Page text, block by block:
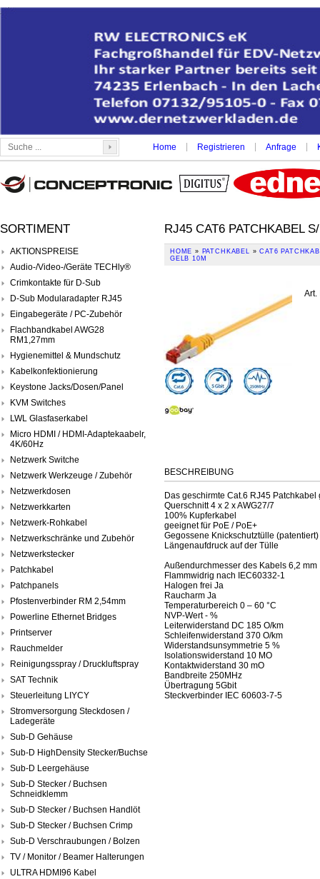
Home Registrieren Anfrage
SORTIMENT
AKTIONSPREISE
Audio-/Video-/Geräte TECHly®
Crimkontakte für D-Sub
D-Sub Modularadapter RJ45
Eingabegeräte / PC-Zubehör
Flachbandkabel AWG28
RM1,27mm
Hygienemittel & Mundschutz
Kabelkonfektionierung
Keystone Jacks/Dosen/Panel
KVM Switches
LWL Glasfaserkabel
Micro HDMI / HDMI-Adaptekaabelr,
4K/60Hz
Netzwerk Switche
Netzwerk Werkzeuge / Zubehör
Netzwerkdosen
Netzwerkkarten
Netzwerk-Rohkabel
Netzwerkschränke und Zubehör
Netzwerkstecker
Patchkabel
Patchpanels
Pfostenverbinder RM 2,54mm
Powerline Ethernet Bridges
Printserver
Rauchmelder
Reinigungsspray / Druckluftspray
SAT Technik
Steuerleitung LIYCY
Stromversorgung Steckdosen /
Ladegeräte
Sub-D Gehäuse
Sub-D HighDensity Stecker/Buchse
Sub-D Leergehäuse
Sub-D Stecker / Buchsen
Schneidklemm
Sub-D Stecker / Buchsen Handlöt
Sub-D Stecker / Buchsen Crimp
Sub-D Verschraubungen / Bolzen
TV / Monitor / Beamer Halterungen
ULTRA HDMI96 Kabel
RJ45 CAT6 PATCHKABEL
HOME » PATCHKABEL »CAT6
GELB 10M
Art.
BESCHREIBUNG
Das geschirmte Cat.6 RJ45
Querschnitt 4 x 2 x AWG27/7
100% Kupferkabel
geeignet für PoE / PoE+
Gegossene Knickschutztülle (patentiert)
Längenaufdruck auf der Tülle
Außendurchmesser des Kabels 6,2 mm
Flammwidrig nach IEC60332-1
Halogen frei Ja
Raucharm Ja
Temperaturbereich 0 – 60 °C
NVP-Wert - %
Leiterwiderstand DC 185 O/km
Schleifenwiderstand 370 O/km
Widerstandsunsymmetrie 5 %
Isolationswiderstand 10 MO
Kontaktwiderstand 30 mO
Bandbreite 250MHz
Übertragung 5Gbit
Steckverbinder IEC 60603-7-5